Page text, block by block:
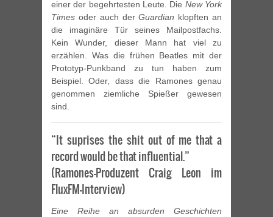
einer der begehrtesten Leute. Die New York
Times oder auch derGuardian klopften an
die imaginäre Tür seines Mailpostfachs.
Kein Wunder, dieser Mann hat viel zu
erzählen. Was die frühen Beatles mit der
Prototyp-Punkband zu tun haben zum
Beispiel. Oder, dass die Ramones genau
genommen ziemliche Spießer gewesen
sind.
“It suprises the shit out of me that a
record would be that influential.”
(Ramones-Produzent Craig Leon im
FluxFM-Interview)
Eine Reihe an absurden Geschichten